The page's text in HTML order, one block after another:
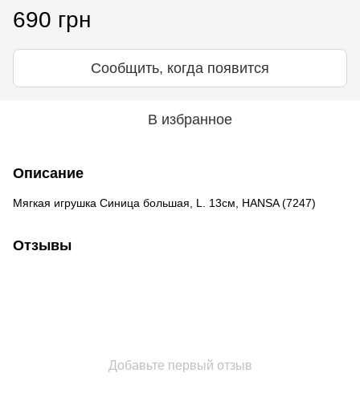
690 грн
Сообщить, когда появится
В избранное
Описание
Мягкая игрушка Синица большая, L. 13см, HANSA (7247)
Отзывы
Добавьте первый отзыв